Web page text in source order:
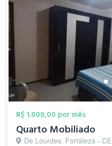
R$ 1.000,00 por mês
Quarto Mobiliado
De Lourdes, Fortaleza - CE